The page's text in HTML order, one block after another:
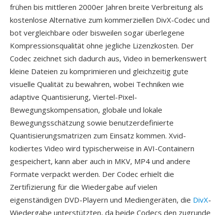
frühen bis mittleren 2000er Jahren breite Verbreitung als
kostenlose Alternative zum kommerziellen DivX-Codec und
bot vergleichbare oder bisweilen sogar überlegene
Kompressionsqualität ohne jegliche Lizenzkosten. Der
Codec zeichnet sich dadurch aus, Video in bemerkenswert
kleine Dateien zu komprimieren und gleichzeitig gute
visuelle Qualität zu bewahren, wobei Techniken wie
adaptive Quantisierung, Viertel-Pixel-
Bewegungskompensation, globale und lokale
Bewegungsschätzung sowie benutzerdefinierte
Quantisierungsmatrizen zum Einsatz kommen. Xvid-
kodiertes Video wird typischerweise in AVI-Containern
gespeichert, kann aber auch in MKV, MP4 und andere
Formate verpackt werden. Der Codec erhielt die
Zertifizierung für die Wiedergabe auf vielen
eigenständigen DVD-Playern und Mediengeräten, die DivX-
Wiedergabe unterstützten, da beide Codecs den zugrunde